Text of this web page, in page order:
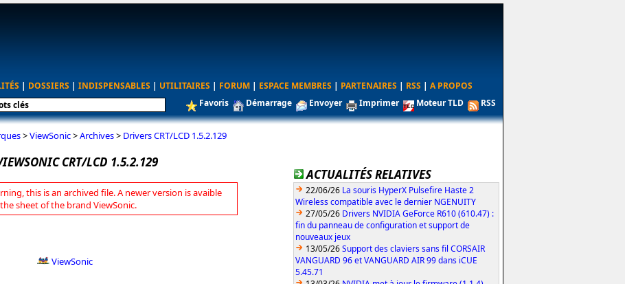
| DOSSIERS | INDISPENSABLES | UTILITAIRES | FORUM | ESPACE MEMBRES | PARTENAIRES | RSS | A PROPOS
Favoris Démarrage Envoyer Imprimer Moteur TLD RSS
>ViewSonic>Archives> Drivers CRT/LCD 1.5.2.129
CRT/LCD 1.5.2.129
this is an archived file. A newer version is avaible
sheet of the brand ViewSonic.
ViewSonic
ACTUALITÉS RELATIVES
22/06/26 La souris HyperX Pulsefire Haste 2
Wireless compatible avec le dernier NGENUITY
27/05/26 Drivers NVIDIA GeForce R610 (610.47) :
fin du panneau de configuration et support de
nouveaux jeux
13/05/26Support des claviers sans fil CORSAIR
VANGUARD 96 et VANGUARD AIR 99 dans iCUE
5.45.71